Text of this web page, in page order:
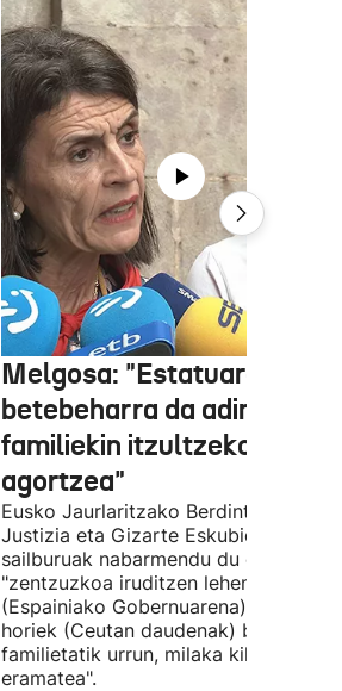
Melgosa: "Estatuaren
betebeharra da
familiekin itzultzeko bideak
agortzea"
Eusko Jaurlaritzako Berdintasun,
Justizia eta Gizarte Eskubideetako
sailburuak nabarmendu du ez zaiola
"zentzuzkoa iruditzen lehen
(Espainiako Gobernuarena) adingabe
horiek (Ceutan daudenak) beren
familietatik urrun, milaka
eramatea".